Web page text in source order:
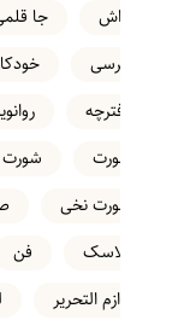
تراش
جا
خرسی
دفترچه
شورت
شورت نخی
فلاسک
فن
لوازم التحریر